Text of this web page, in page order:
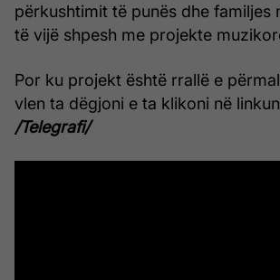
përkushtimit të punës dhe familjes
të vijë shpesh me projekte
Por ku projekt është rrallë e
vlen ta dëgjoni e ta klikoni në
/Telegrafi/